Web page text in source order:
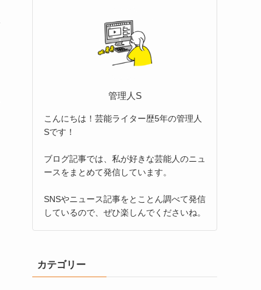
管理人S
こんにちは！芸能ライター歴5年の管理人
Sです！
ブログ記事では、私が好きな芸能人のニュ
ースをまとめて発信しています。
SNSやニュース記事をとことん調べて発信
しているので、ぜひ楽しんでくださいね。
カテゴリー